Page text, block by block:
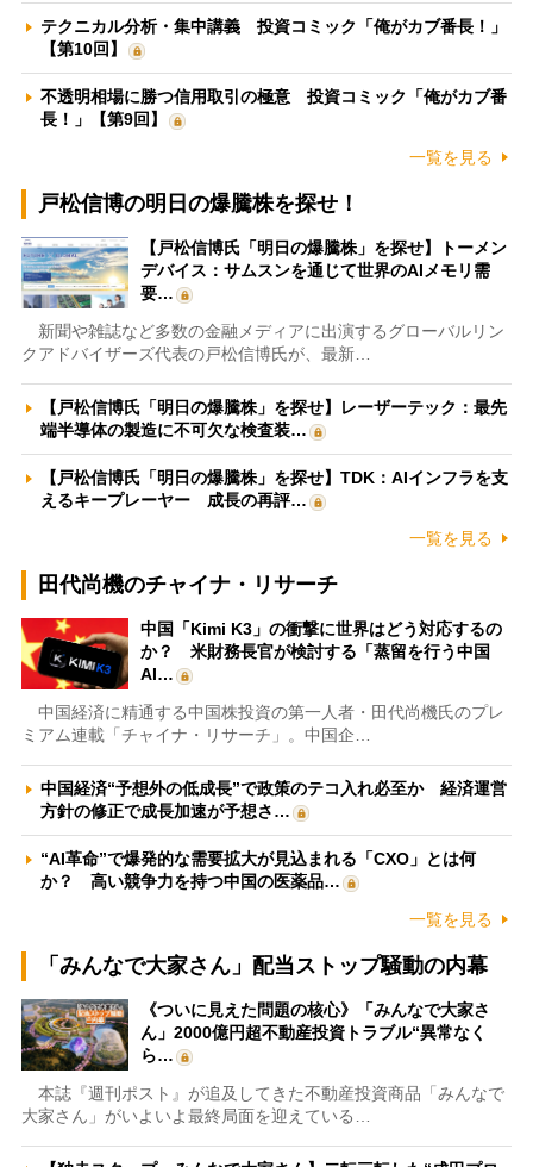
テクニカル分析・集中講義 投資コミック「俺がカブ番長！」
【第10回】
不透明相場に勝つ信用取引の極意 投資コミック「俺がカブ番
長！」【第9回】
一覧を見る
戸松信博の明日の爆騰株を探せ！
【戸松信博氏「明日の爆騰株」を探せ】トーメン
デバイス：サムスンを通じて世界のAIメモリ需
要…
新聞や雑誌など多数の金融メディアに出演するグローバルリン
クアドバイザーズ代表の戸松信博氏が、最新…
【戸松信博氏「明日の爆騰株」を探せ】レーザーテック：最先
端半導体の製造に不可欠な検査装…
【戸松信博氏「明日の爆騰株」を探せ】TDK：AIインフラを支
えるキープレーヤー 成長の再評…
一覧を見る
田代尚機のチャイナ・リサーチ
中国「Kimi K3」の衝撃に世界はどう対応するの
か？ 米財務長官が検討する「蒸留を行う中国
AI…
中国経済に精通する中国株投資の第一人者・田代尚機氏のプレ
ミアム連載「チャイナ・リサーチ」。中国企…
中国経済“予想外の低成長”で政策のテコ入れ必至か 経済運営
方針の修正で成長加速が予想さ…
“AI革命”で爆発的な需要拡大が見込まれる「CXO」とは何
か？ 高い競争力を持つ中国の医薬品…
一覧を見る
「みんなで大家さん」配当ストップ騒動の内幕
《ついに見えた問題の核心》「みんなで大家さ
ん」2000億円超不動産投資トラブル“異常なく
ら…
本誌『週刊ポスト』が追及してきた不動産投資商品「みんなで
大家さん」がいよいよ最終局面を迎えている…